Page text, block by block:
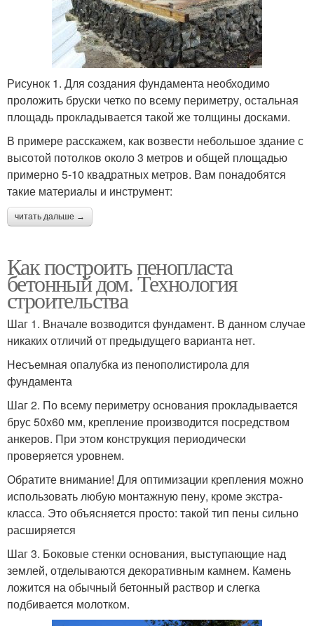
Рисунок 1. Для создания фундамента необходимо
проложить бруски четко по всему периметру, остальная
площадь прокладывается такой же толщины досками.
В примере расскажем, как возвести небольшое здание с
высотой потолков около 3 метров и общей площадью
примерно 5-10 квадратных метров. Вам понадобятся
такие материалы и инструмент:
читать дальше →
Как построить пенопласта
бетонный дом. Технология
строительства
Шаг 1. Вначале возводится фундамент. В данном случае
никаких отличий от предыдущего варианта нет.
Несъемная опалубка из пенополистирола для
фундамента
Шаг 2. По всему периметру основания прокладывается
брус 50х60 мм, крепление производится посредством
анкеров. При этом конструкция периодически
проверяется уровнем.
Обратите внимание! Для оптимизации крепления можно
использовать любую монтажную пену, кроме экстра-
класса. Это объясняется просто: такой тип пены сильно
расширяется
Шаг 3. Боковые стенки основания, выступающие над
землей, отделываются декоративным камнем. Камень
ложится на обычный бетонный раствор и слегка
подбивается молотком.